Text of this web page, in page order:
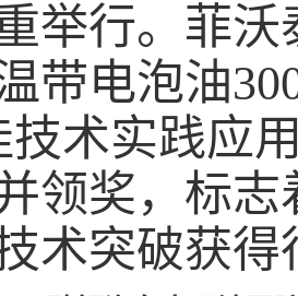
举行。菲沃
带电泡油
技术实践应
领奖，标
术突破获